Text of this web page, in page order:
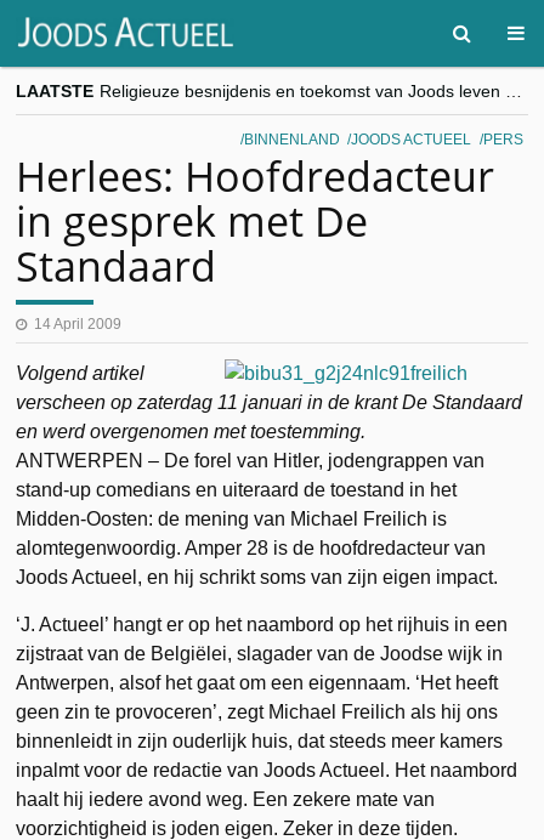
LAATSTE
“Besnijdenisdebat toont hoe moeilijk seculiere Westen minderheden begrijpt”, Jinnih Beels (Vooruit)
CITYTRIP | ROEMENIË – Boekarest: de verrassing van Oost-Europa
BINNENLAND JOODS ACTUEEL PERS
Herlees: Hoofdredacteur
in gesprek met De
Standaard
14 April 2009
Volgend artikel
verscheen op zaterdag 11 januari in de krant De Standaard
en werd overgenomen met toestemming.
ANTWERPEN – De forel van Hitler, jodengrappen van
stand-up comedians en uiteraard de toestand in het
Midden-Oosten: de mening van Michael Freilich is
alomtegenwoordig. Amper 28 is de hoofdredacteur van
Joods Actueel, en hij schrikt soms van zijn eigen impact.
‘J. Actueel’ hangt er op het naambord op het rijhuis in een
zijstraat van de Belgiëlei, slagader van de Joodse wijk in
Antwerpen, alsof het gaat om een eigennaam. ‘Het heeft
geen zin te provoceren’, zegt Michael Freilich als hij ons
binnenleidt in zijn ouderlijk huis, dat steeds meer kamers
inpalmt voor de redactie van Joods Actueel. Het naambord
haalt hij iedere avond weg. Een zekere mate van
voorzichtigheid is joden eigen. Zeker in deze tijden.